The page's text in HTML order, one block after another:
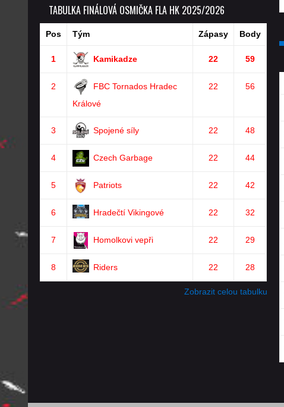
TABULKA FINÁLOVÁ OSMIČKA FLA HK 2025/2026
Pos Tým Zápasy Body
1 Kamikadze 22 59
2
FBC Tornados Hradec
Králové
22 56
3 Spojené síly 22 48
4 Czech Garbage 22 44
5 Patriots 22 42
6 Hradečtí Vikingové 22 32
7 Homolkovi vepři 22 29
8 Riders 22 28
Zobrazit celou tabulku